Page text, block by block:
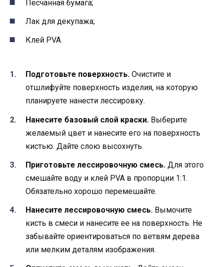
Песчанная бумага;
Лак для декупажа;
Клей PVA.
Подготовьте поверхность. Очистите и
отшлифуйте поверхность изделия, на которую
планируете нанести лессировку.
Нанесите базовый слой краски. Выберите
желаемый цвет и нанесите его на поверхность
кистью. Дайте слою высохнуть.
Приготовьте лессировочную смесь. Для этого
смешайте воду и клей PVA в пропорции 1:1.
Обязательно хорошо перемешайте.
Нанесите лессировочную смесь. Вымочите
кисть в смеси и нанесите ее на поверхность. Не
забывайте ориентироваться по ветвям дерева
или мелким деталям изображения.